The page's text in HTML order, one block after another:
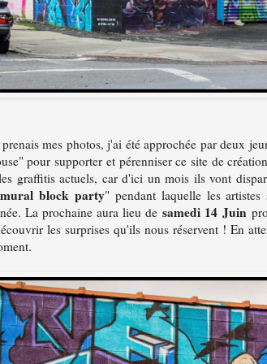
mes photos, j'ai été approchée par deux
pour supporter et pérenniser ce site de
graffitis actuels, car d'ici un mois ils vont
mural block party" pendant laquelle les
La prochaine aura lieu desamedi 14 Juin
les surprises qu'ils nous réservent ! En